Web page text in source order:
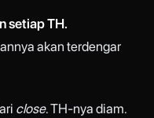
setiap TH.
akan terdengar
close. TH-nya diam.